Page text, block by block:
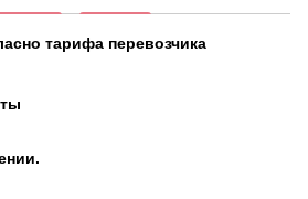
тарифа перевозчика